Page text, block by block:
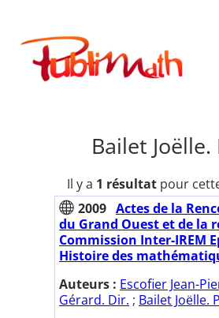
contenu
Publimath
Bailet Joëlle.
Il y a 1 résultat pour
2009 Actes de la
du Grand Ouest et de la
Commission Inter-IREM
Histoire des
Auteurs : Escofier Jean-
Gérard. Dir. ; Bailet Joëlle.